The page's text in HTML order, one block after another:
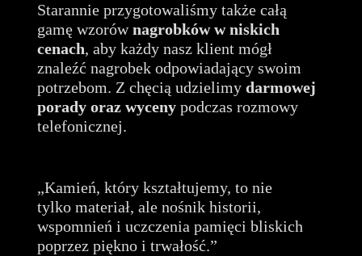
Starannie przygotowaliśmy także całą
gamę wzorównagrobków w niskich
cenach, aby każdy nasz klient mógł
znaleźć nagrobek odpowiadający swoim
potrzebom. Z chęcią udzielimy darmowej
porady oraz wycenypodczas rozmowy
telefonicznej.
„Kamień, który kształtujemy, to nie
tylko materiał, ale nośnik historii,
wspomnień i uczczenia pamięci bliskich
poprzez piękno i trwałość.”